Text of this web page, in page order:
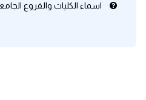
اسماء الكليات والفروع